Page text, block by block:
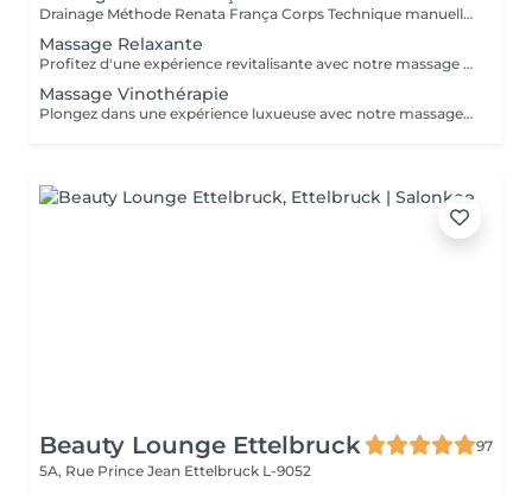
Drainage Méthode Renata França Corps Technique manuelle brésilienne reconnue pour ses résultats immédiats. Grâce à des manuvres fermes et rythmées, ce soin stimule le système lymphatique, aide à éliminer les toxines et réduit la rétention d'eau. Bienfaits : Jambes légères dès la première séance Réduction des gonflements Silhouette visiblement affinée Sensation de bien-être et de légèreté Idéal en cure pour des résultats durables. Miracle Touch Visage Métode Renata França Soin facial drainant et remodelant offrant un effet lifting naturel immédiat. Il décongestionne le visage, réduit les poches et redonne éclat et fraîcheur à la peau. Bienfaits : Réduction des poches et cernes Visage plus lumineux et reposé Effet liftant naturel Détente profonde Parfait avant un événement ou en cure régulière.
Massage Relaxante
Profitez d'une expérience revitalisante avec notre massage relaxant de 40, 60 ou 90 minutes. Nos esthéticiennes utiliseront des techniques douces pour soulager les tensions musculaires, procurant une sensation de tranquillité. Le temps de préparation et d'installation de la cliente est inclus dans la période choisie, garantissant que chaque minute soit consacrée à votre bien-être. Profitez de ce moment pour rajeunir corps et esprit.
Massage Vinothérapie
Plongez dans une expérience luxueuse avec notre massage Vinothérapie de 40, 60 ou 90 minutes. Nos Esthetcienne experts utiliseront des techniques spécifiques, combinant les bienfaits du raisin pour apaiser vos muscles et offrir une sensation de détente profonde. Le temps de préparation et d'installation de la cliente est inclus dans la durée sélectionnée, garantissant une expérience dédiée à votre bien-être. Laissez-vous emporter par ce moment de délice, revitalisant à la fois votre corps et votre esprit.
Beauty Lounge Ettelbruck
97
5A, Rue Prince Jean Ettelbruck L-9052